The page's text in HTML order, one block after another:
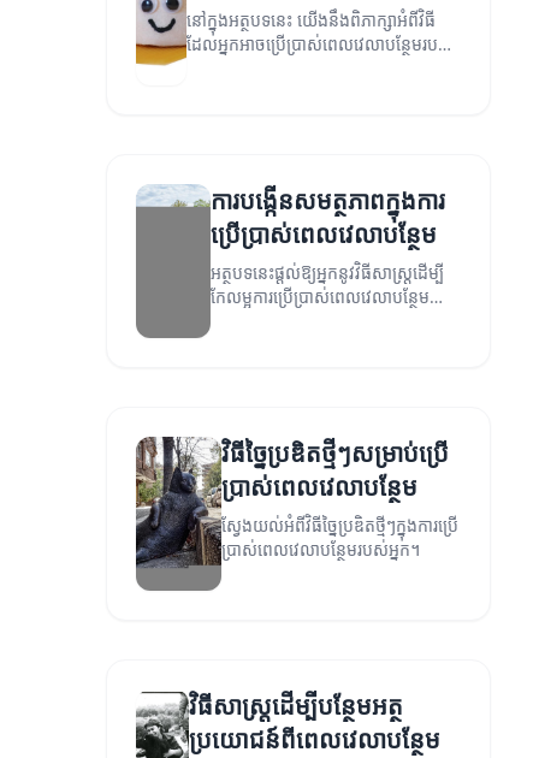
នៅក្នុងអត្ថបទនេះ យើងនឹងពិភាក្សាអំពីវិធី
ដែលអ្នកអាចប្រើប្រាស់ពេលវេលាបន្ថែមរបស់
ការបង្កើនសមត្ថភាពក្នុងការ
ប្រើប្រាស់ពេលវេលាបន្ថែម
អត្ថបទនេះផ្តល់ឱ្យអ្នកនូវវិធីសាស្ត្រដើម្បី
កែលម្អការប្រើប្រាស់ពេលវេលាបន្ថែម
វិធីច្នៃប្រឌិតថ្មីៗសម្រាប់ប្រើ
ប្រាស់ពេលវេលាបន្ថែម
ស្វែងយល់អំពីវិធីច្នៃប្រឌិតថ្មីៗក្នុងការប្រើ
ប្រាស់ពេលវេលាបន្ថែមរបស់អ្នក។
វិធីសាស្ត្រដើម្បីបន្ថែមអត្ថ
ប្រយោជន៍ពីពេលវេលាបន្ថែម